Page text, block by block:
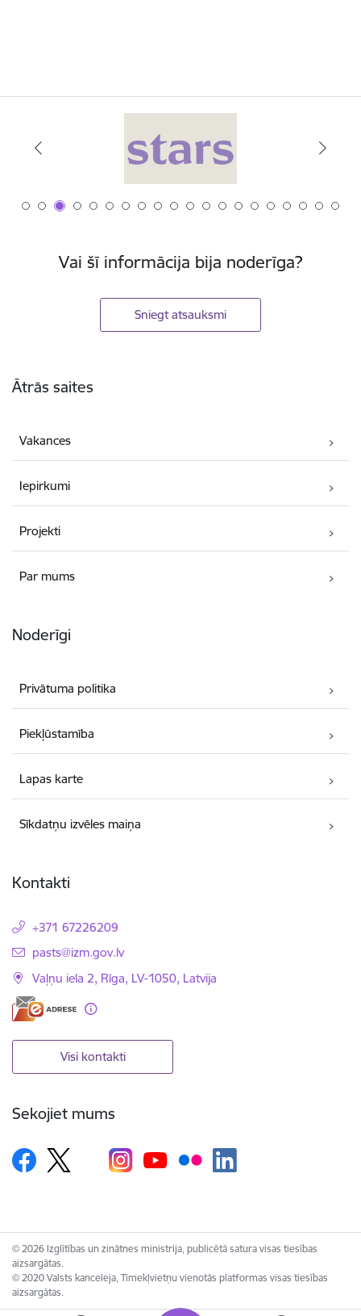
Vai šī informācija bija noderīga?
Sniegt atsauksmi
Ātrās saites
Vakances
Iepirkumi
Projekti
Par mums
Noderīgi
Privātuma politika
Piekļūstamība
Lapas karte
Sīkdatņu izvēles maiņa
Kontakti
+371 67226209
E-pasts:
pasts@izm.gov.lv
Vaļņu iela 2, Rīga, LV-1050, Latvija
Visi kontakti
Sekojiet mums
© 2026 Izglītības un zinātnes ministrija, publicētā satura visas tiesības
aizsargātas.
© 2020 Valsts kanceleja, Tīmekļvietņu vienotās platformas visas tiesības
aizsargātas.